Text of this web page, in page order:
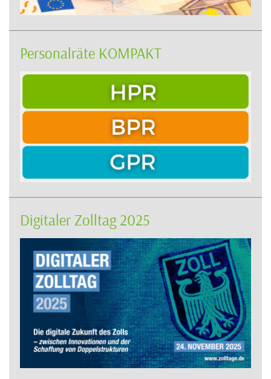
Personalräte KOMPAKT
Digitaler Zolltag 2025